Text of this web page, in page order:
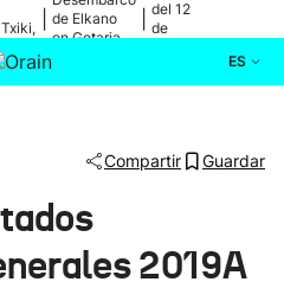
de Elkano
en Getaria
del 12
de
ES
Compartir Guardar
2019A